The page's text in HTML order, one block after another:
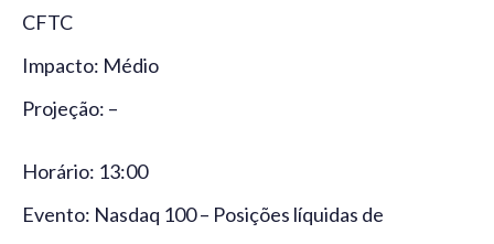
CFTC
Impacto: Médio
Projeção: –
Horário: 13:00
Evento: Nasdaq 100 – Posições líquidas de